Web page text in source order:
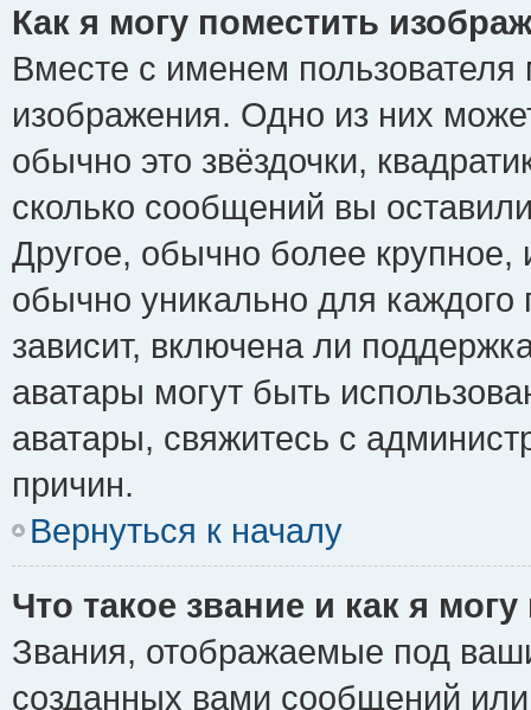
Как я могу поместить
Вместе с именем пользователя
изображения. Одно из них
обычно это звёздочки,
сколько сообщений вы
Другое, обычно более крупное,
обычно уникально для каждого
зависит, включена ли
аватары могут быть
аватары, свяжитесь с
причин.
Вернуться к началу
Что такое звание и как я
Звания, отображаемые под
созданных вами сообщений